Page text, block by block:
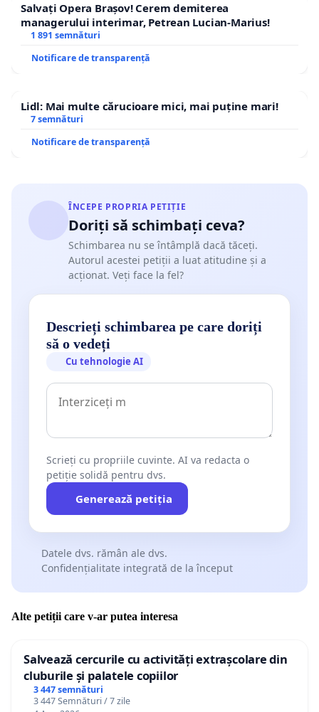
Salvați Opera Brașov! Cerem demiterea
managerului interimar, Petrean Lucian-Marius!
1 891 semnături
Notificare de transparență
Lidl: Mai multe cărucioare mici, mai puține mari!
7 semnături
Notificare de transparență
ÎNCEPE PROPRIA PETIȚIE
Doriți să schimbați ceva?
Schimbarea nu se întâmplă dacă tăceți.
Autorul acestei petiții a luat atitudine și a
acționat. Veți face la fel?
Descrieți schimbarea pe care doriți
să o vedeți
Cu tehnologie AI
Scrieți cu propriile cuvinte. AI va redacta o
petiție solidă pentru dvs.
Generează petiția
Datele dvs. rămân ale dvs.
Confidențialitate integrată de la început
Alte petiții care v-ar putea interesa
Salvează cercurile cu activități extrașcolare din
cluburile și palatele copiilor
3 447 semnături
3 447 Semnături / 7 zile